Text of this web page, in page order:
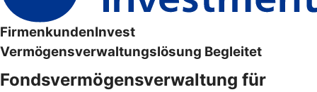
FirmenkundenInvest
Vermögensverwaltungslösung Begleitet
Fondsvermögensverwaltung für